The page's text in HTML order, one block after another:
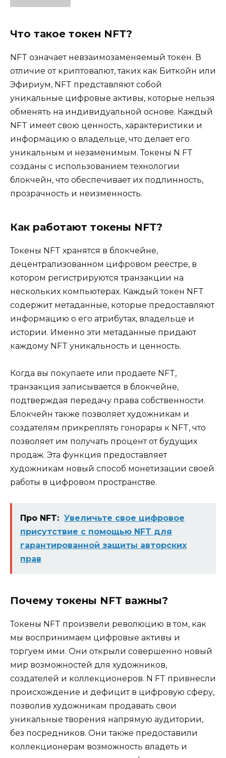
Что такое токен NFT?
NFT означает невзаимозаменяемый токен. В
отличие от криптовалют, таких как Биткойн или
Эфириум, NFT представляют собой
уникальные цифровые активы, которые нельзя
обменять на индивидуальной основе. Каждый
NFT имеет свою ценность, характеристики и
информацию о владельце, что делает его
уникальным и незаменимым. Токены N FT
созданы с использованием технологии
блокчейн, что обеспечивает их подлинность,
прозрачность и неизменность.
Как работают токены NFT?
Токены NFT хранятся в блокчейне,
децентрализованном цифровом реестре, в
котором регистрируются транзакции на
нескольких компьютерах. Каждый токен NFT
содержит метаданные, которые предоставляют
информацию о его атрибутах, владельце и
истории. Именно эти метаданные придают
каждому NFT уникальность и ценность.
Когда вы покупаете или продаете NFT,
транзакция записывается в блокчейне,
подтверждая передачу права собственности.
Блокчейн также позволяет художникам и
создателям прикреплять гонорары к NFT, что
позволяет им получать процент от будущих
продаж. Эта функция предоставляет
художникам новый способ монетизации своей
работы в цифровом пространстве.
Про NFT: Увеличьте свое цифровое
присутствие с помощью NFT для
гарантированной защиты авторских
прав
Почему токены NFT важны?
Токены NFT произвели революцию в том, как
мы воспринимаем цифровые активы и
торгуем ими. Они открыли совершенно новый
мир возможностей для художников,
создателей и коллекционеров. N FT привнесли
происхождение и дефицит в цифровую сферу,
позволив художникам продавать свои
уникальные творения напрямую аудитории,
без посредников. Они также предоставили
коллекционерам возможность владеть и